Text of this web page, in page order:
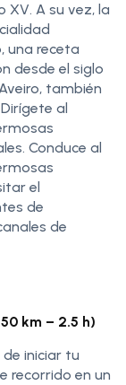
A su vez, la
una receta
desde el siglo
también
al
Conduce al
el
de
de
km – 2.5 h)
iniciar tu
recorrido en un